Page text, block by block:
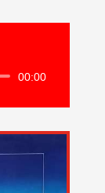
00:00